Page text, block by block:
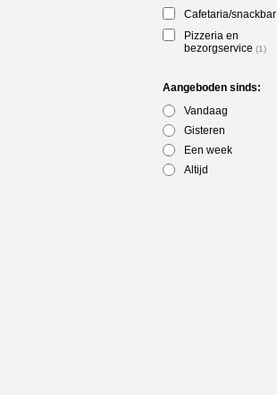
Cafetaria/snackbar
Pizzeria en
bezorgservice (1)
Aangeboden sinds:
Vandaag
Gisteren
Een week
Altijd